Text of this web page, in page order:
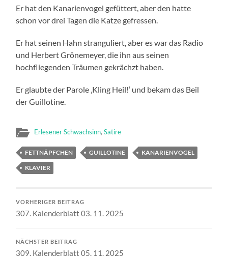
Er hat den Kanarienvogel gefüttert, aber den hatte
schon vor drei Tagen die Katze gefressen.
Er hat seinen Hahn stranguliert, aber es war das Radio
und Herbert Grönemeyer, die ihn aus seinen
hochfliegenden Träumen gekrächzt haben.
Er glaubte der Parole ‚Kling Heil!‘ und bekam das Beil
der Guillotine.
Erlesener Schwachsinn,Satire
FETTNÄPFCHEN GUILLOTINE
KANARIENVOGEL
KLAVIER
VORHERIGER BEITRAG
307. Kalenderblatt 03. 11. 2025
NÄCHSTER BEITRAG
309. Kalenderblatt 05. 11. 2025